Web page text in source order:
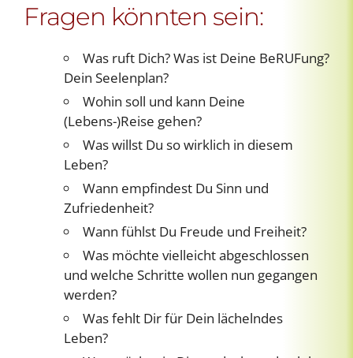
Fragen könnten sein:
Was ruft Dich? Was ist Deine BeRUFung?
Dein Seelenplan?
Wohin soll und kann Deine
(Lebens-)Reise gehen?
Was willst Du so wirklich in diesem
Leben?
Wann empfindest Du Sinn und
Zufriedenheit?
Wann fühlst Du Freude und Freiheit?
Was möchte vielleicht abgeschlossen
und welche Schritte wollen nun gegangen
werden?
Was fehlt Dir für Dein lächelndes
Leben?